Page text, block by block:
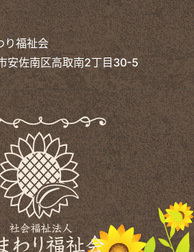
り福祉会
佐南区高取南2丁目30-5